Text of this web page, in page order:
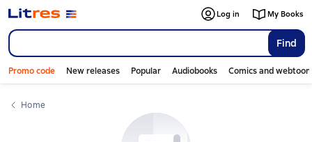
Find
Log in My Books
Promo code New releases Popular Audiobooks Comics and
Home
Слайдер с книгами
Слайдер с книгами